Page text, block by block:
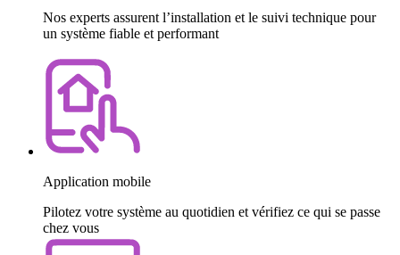
Nos experts assurent l’installation et le suivi technique pour
un système fiable et performant
Application mobile
Pilotez votre système au quotidien et vérifiez ce qui se passe
chez vous